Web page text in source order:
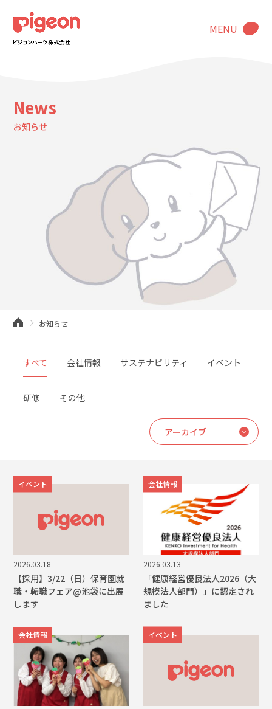
MENU
News
お知らせ
お知らせ
すべて 会社情報 サステナビリティ イベント
研修 その他
イベント
2026.03.18
【採用】3/22（日）保育園就
職・転職フェア@池袋に出展
します
会社情報
2026.03.13
「健康経営優良法人2026（大
規模法人部門）」に認定され
ました
会社情報 イベント